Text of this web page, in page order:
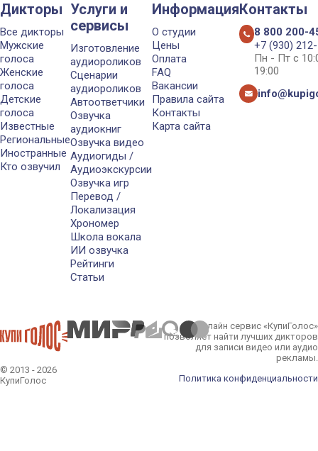
Дикторы
Все дикторы
Мужские
голоса
Женские
голоса
Детские
голоса
Известные
Региональные
Иностранные
Кто озвучил
Услуги и
сервисы
Изготовление
аудиороликов
Сценарии
аудиороликов
Автоответчики
Озвучка
аудиокниг
Озвучка видео
Аудиогиды /
Аудиоэкскурсии
Озвучка игр
Перевод /
Локализация
Хрономер
Школа вокала
ИИ озвучка
Рейтинги
Статьи
Информация
О студии
Цены
Оплата
FAQ
Вакансии
Правила сайта
Контакты
Карта сайта
Контакты
8 800 200-
+7 (930)
Пн - Пт с
19:00
© 2013 - 2026
КупиГолос
Онлайн сервис «КупиГолос»
позволяет найти лучших дикторов
для записи видео или аудио
рекламы.
Политика конфиденциальности